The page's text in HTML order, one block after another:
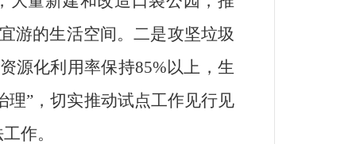
游的生活空间。二是攻坚垃圾
源化利用率保持85%以上，生
理” ，切实推动试点工作见行见
作。